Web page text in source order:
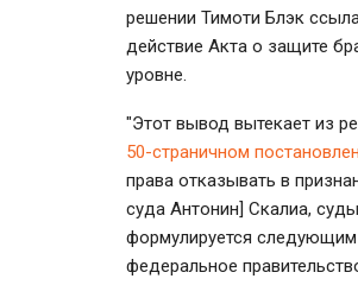
решении Тимоти Блэк
действие Акта о защите
уровне.
"Этот вывод вытекает из
50-страничном
права отказывать в
суда Антонин] Скалиа,
формулируется следующим
федеральное